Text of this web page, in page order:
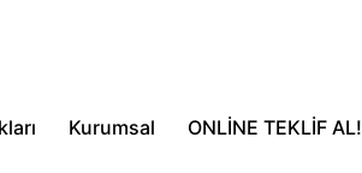
Kurumsal ONLİNE TEKLİF AL!